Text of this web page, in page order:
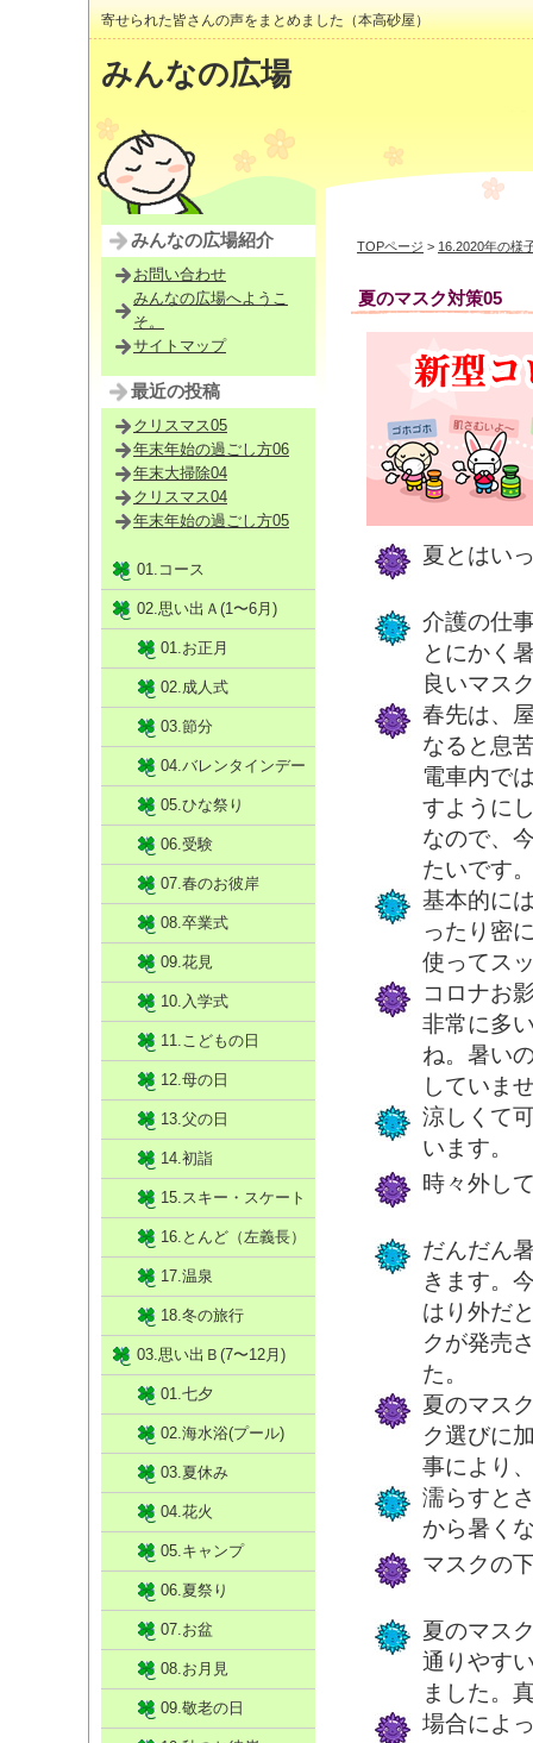
寄せられた皆さんの声をまとめました（本高砂屋）
みんなの広場
TOPページ > 16.2020年の様
夏のマスク対策05
夏とはい
介護の仕
とにかく
良いマス
春先は、
なると息
電車内で
すように
なので、
たいです
基本的に
ったり密
使ってス
コロナお
非常に多
ね。暑い
していま
涼しくて
います。
時々外し
だんだん
きます。
はり外だ
クが発売
た。
夏のマス
ク選びに
事により
濡らすと
から暑く
マスクの
夏のマス
通りやす
ました。
場合によ
みんなの広場紹介
お問い合わせ
みんなの広場へようこ
そ。
サイトマップ
最近の投稿
クリスマス05
年末年始の過ごし方06
年末大掃除04
クリスマス04
年末年始の過ごし方05
01.コース
02.思い出Ａ(1〜6月)
01.お正月
02.成人式
03.節分
04.バレンタインデー
05.ひな祭り
06.受験
07.春のお彼岸
08.卒業式
09.花見
10.入学式
11.こどもの日
12.母の日
13.父の日
14.初詣
15.スキー・スケート
16.とんど（左義長）
17.温泉
18.冬の旅行
03.思い出Ｂ(7〜12月)
01.七夕
02.海水浴(プール)
03.夏休み
04.花火
05.キャンプ
06.夏祭り
07.お盆
08.お月見
09.敬老の日